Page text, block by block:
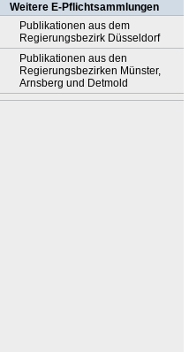
Weitere E-Pflichtsammlungen
Publikationen aus dem
Regierungsbezirk Düsseldorf
Publikationen aus den
Regierungsbezirken Münster,
Arnsberg und Detmold